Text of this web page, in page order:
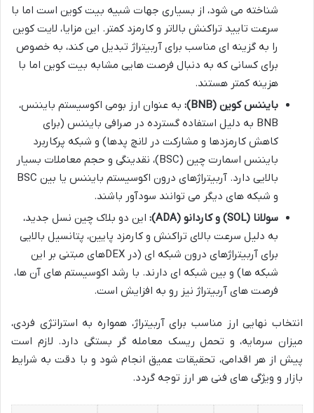
شناخته می شود، از بسیاری جهات شبیه بیت کوین است اما با
سرعت تایید تراکنش بالاتر و کارمزد کمتر. این مزایا، لایت کوین
را به گزینه ای مناسب برای آربیتراژ تبدیل می کند، به خصوص
برای کسانی که به دنبال فرصت هایی مشابه بیت کوین اما با
هزینه کمتر هستند.
بایننس کوین (BNB):
به عنوان ارز بومی اکوسیستم بایننس،
BNB به دلیل استفاده گسترده در صرافی بایننس (برای
کاهش کارمزدها و مشارکت در لانچ پدها) و شبکه پرکاربرد
بایننس اسمارت چین (BSC)، نقدینگی و حجم معاملات بسیار
بالایی دارد. آربیتراژهای درون اکوسیستم بایننس یا بین BSC
و شبکه های دیگر می توانند سودآور باشند.
سولانا (SOL) و کاردانو (ADA):
این دو بلاک چین نسل جدید،
به دلیل سرعت بالای تراکنش و کارمزد پایین، پتانسیل بالایی
برای آربیتراژهای درون شبکه ای (در DEXهای مبتنی بر این
شبکه ها) و بین شبکه ای دارند. با رشد اکوسیستم های آن ها،
فرصت های آربیتراژ نیز رو به افزایش است.
انتخاب نهایی ارز مناسب برای آربیتراژ، همواره به استراتژی فردی،
میزان سرمایه، و تحمل ریسک معامله گر بستگی دارد. لازم است
پیش از هر اقدامی، تحقیقات عمیق انجام شود و با دقت به شرایط
بازار و ویژگی های فنی هر ارز توجه گردد.